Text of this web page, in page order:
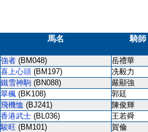
馬名 騎師
強者 (BM048) 岳禮華
喜上心頭 (BM197) 冼毅力
鐵雪神駒 (BN088) 嚴顯強
翠楓 (BK108) 郭廷
飛機恤 (BJ241) 陳俊輝
香港武士 (BL036) 王若舜
駿旺 (BM101) 賀倫